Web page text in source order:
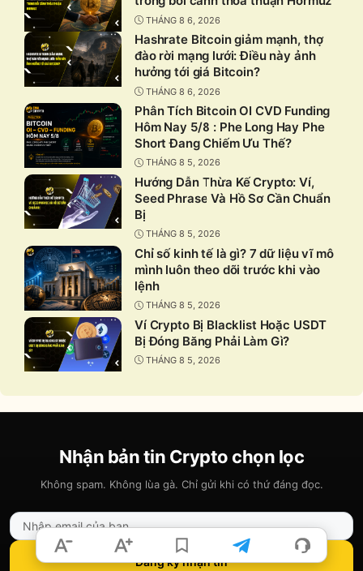
THÁNG 8 6, 2026
Hashrate Bitcoin giảm mạnh, thợ
đào rời mạng lưới: Điều này ảnh
hưởng tới giá Bitcoin?
THÁNG 8 6, 2026
Phân Tích Bitcoin OI CVD Funding
Hôm Nay 5/8 : Phe Long Hay Phe
Short Đang Chiếm Ưu Thế?
THÁNG 8 5, 2026
Hướng Dẫn Thừa Kế Crypto: Ví,
Seed Phrase Và Hồ Sơ Cần Chuẩn
Bị
THÁNG 8 5, 2026
Chỉ số kinh tế là gì? 7 dữ liệu vĩ mô
mình luôn theo dõi trước khi vào
lệnh
THÁNG 8 5, 2026
Ví Crypto Bị Blacklist Hoặc USDT
Bị Đóng Băng Phải Làm Gì?
THÁNG 8 5, 2026
Nhận bản tin Crypto chọn lọc
Không spam. Không lùa gà. Chỉ gửi khi có thứ đáng đọc.
Đăng ký nhận tin